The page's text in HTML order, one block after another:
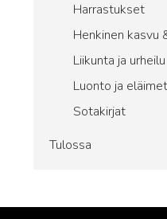
Harrastukset
Henkinen kasvu
Liikunta ja urheilu
Luonto ja eläimet
Sotakirjat
Tulossa